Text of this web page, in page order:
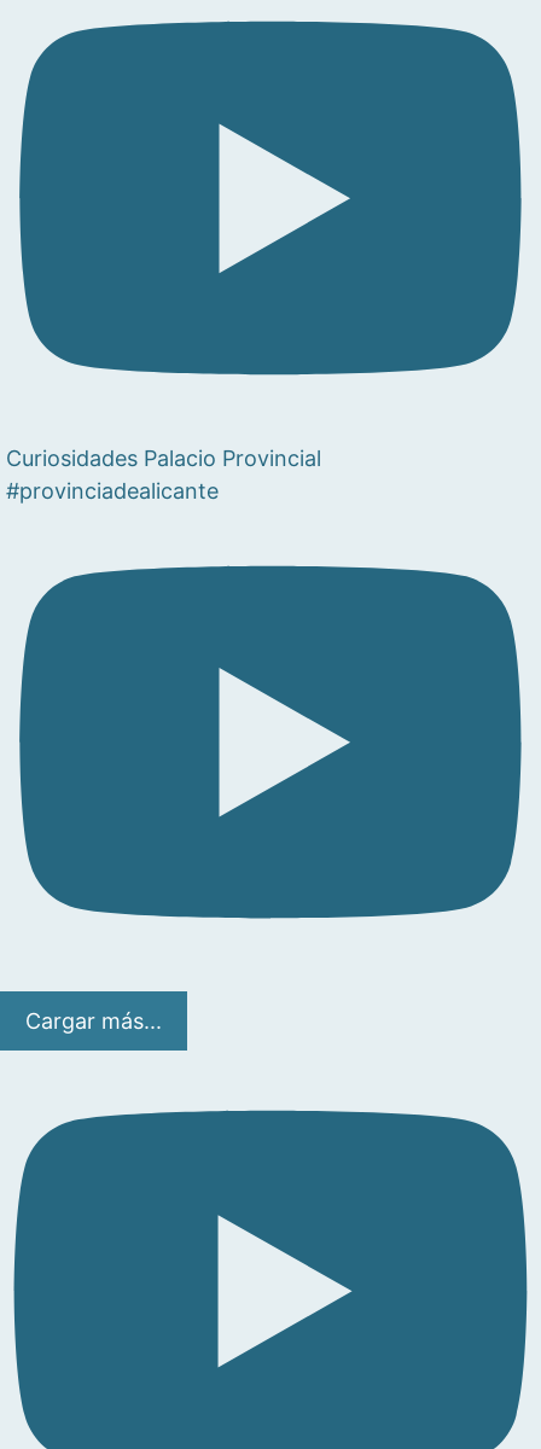
Curiosidades Palacio Provincial
#provinciadealicante
Cargar más...